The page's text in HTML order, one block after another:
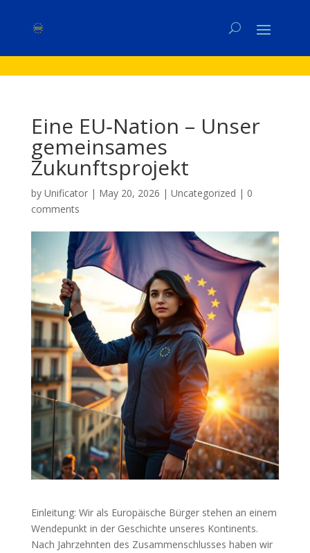
Eine EU‑Nation – Unser
gemeinsames
Zukunftsprojekt
by Unificator| May 20, 2026 | Uncategorized | 0
comments
Einleitung: Wir als Europäische Bürger stehen an einem
Wendepunkt in der Geschichte unseres Kontinents.
Nach Jahrzehnten des Zusammenschlusses haben wir